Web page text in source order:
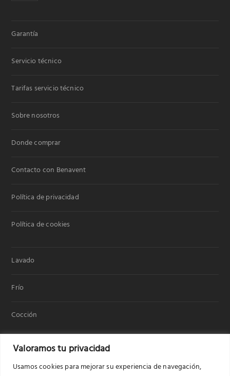
Valoramos tu privacidad
Usamos cookies para mejorar su experiencia de navegación,
Garantía
Servicio técnico
Tarifas servicio técnico
Sobre nosotros
Donde comprar
Contacto con Benavent
Política de privacidad
Política de cookies
Lavado
Frío
Cocción